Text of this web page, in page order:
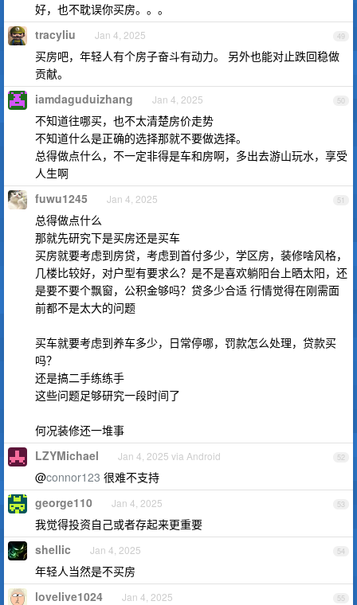
好，也不耽误你买房。。。
49
tracyliu Jan 4, 2025
买房吧，年轻人有个房子奋斗有动力。 另外也能对止跌回稳做
贡献。
50
iamdaguduizhang Jan 4, 2025
不知道往哪买，也不太清楚房价走势
不知道什么是正确的选择那就不要做选择。
总得做点什么，不一定非得是车和房啊，多出去游山玩水，享受
人生啊
51
fuwu1245 Jan 4, 2025
总得做点什么
那就先研究下是买房还是买车
买房就要考虑到房贷，考虑到首付多少，学区房，装修啥风格，
几楼比较好，对户型有要求么？是不是喜欢躺阳台上晒太阳，还
是要不要个飘窗，公积金够吗？贷多少合适 行情觉得在刚需面
前都不是太大的问题
买车就要考虑到养车多少，日常停哪，罚款怎么处理，贷款买
吗？
还是搞二手练练手
这些问题足够研究一段时间了
何况装修还一堆事
52
LZYMichael Jan 4, 2025 via Android
@connor123 很难不支持
53
george110 Jan 4, 2025
我觉得投资自己或者存起来更重要
54
shellic Jan 4, 2025
年轻人当然是不买房
55
lovelive1024 Jan 4, 2025